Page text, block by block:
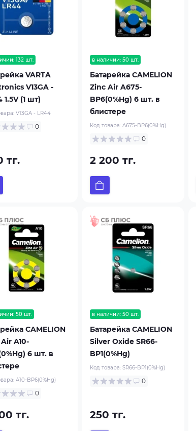
132 шт.
VARTA
V13GA -
1.5V (1 шт)
V13GA - LR44
0
тг.
в наличии: 50 шт.
Батарейка CAMELION
Zinc Air A675-
BP6(0%Hg) 6 шт. в
блистере
Код товара: A675-BP6(0%Hg)
0
2 200 тг.
50 шт.
CAMELION
A10-
6 шт. в
A10-BP6(0%Hg)
0
тг.
в наличии: 50 шт.
Батарейка CAMELION
Silver Oxide SR66-
BP1(0%Hg)
Код товара: SR66-BP1(0%Hg)
0
250 тг.